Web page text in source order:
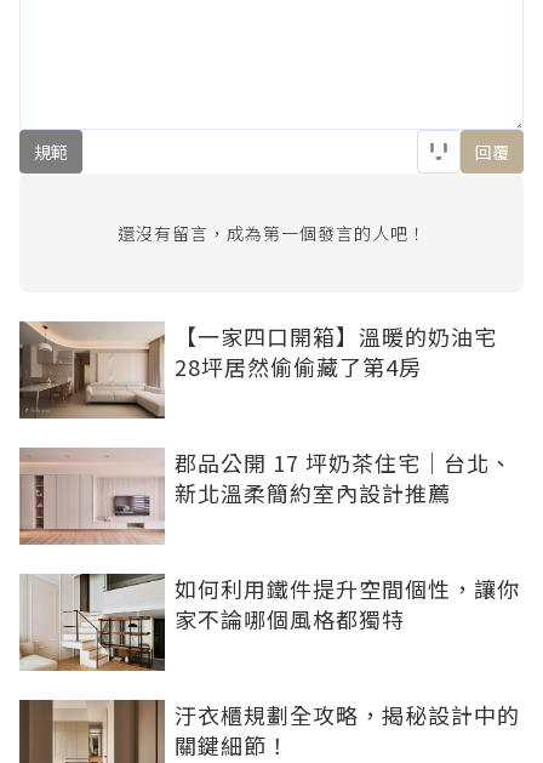
規範 回覆
還沒有留言，成為第一個發言的人吧！
【一家四口開箱】溫暖的奶油宅
28坪居然偷偷藏了第4房
郡品公開 17 坪奶茶住宅｜台北、
新北溫柔簡約室內設計推薦
如何利用鐵件提升空間個性，讓你
家不論哪個風格都獨特
汙衣櫃規劃全攻略，揭秘設計中的
關鍵細節！